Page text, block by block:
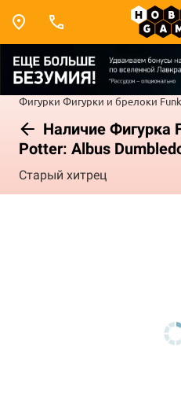
Фигурки Фигурки и брелоки
Наличие Фигурка
Potter: Albus
Старый хитрец